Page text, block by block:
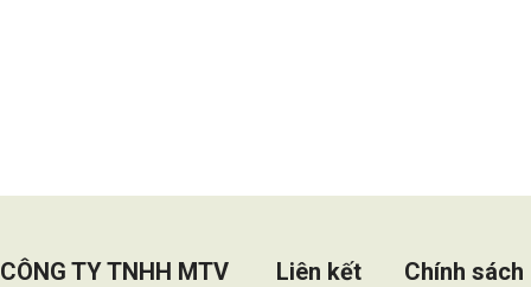
CÔNG TY TNHH MTV
Liên kết
Chính sách